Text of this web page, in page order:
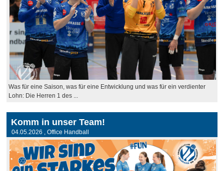
Was für eine Saison, was für eine Entwicklung und was für ein verdienter
Lohn: Die Herren 1 des ...
Komm in unser Team!
04.05.2026 , Office Handball